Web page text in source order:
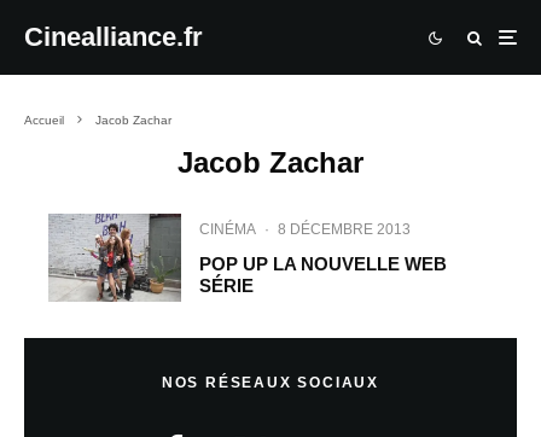
Cinealliance.fr
Accueil Jacob Zachar
Jacob Zachar
CINÉMA · 8 DÉCEMBRE 2013
POP UP LA NOUVELLE WEB
SÉRIE
NOS RÉSEAUX SOCIAUX